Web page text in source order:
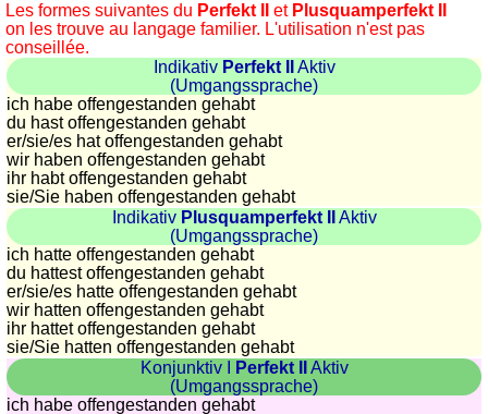
Les formes suivantes du Perfekt II et Plusquamperfekt II
on les trouve au langage familier. L'utilisation n'est pas
conseillée.
Indikativ Perfekt II
Aktiv
(Umgangssprache)
ich habe offengestanden gehabt
du hast offengestanden gehabt
er/sie/es hat offengestanden gehabt
wir haben offengestanden gehabt
ihr habt offengestanden gehabt
sie/Sie haben offengestanden gehabt
Indikativ Plusquamperfekt II
Aktiv
(Umgangssprache)
ich hatte offengestanden gehabt
du hattest offengestanden gehabt
er/sie/es hatte offengestanden gehabt
wir hatten offengestanden gehabt
ihr hattet offengestanden gehabt
sie/Sie hatten offengestanden gehabt
Konjunktiv I
Perfekt II
Aktiv
(Umgangssprache)
ich habe offengestanden gehabt